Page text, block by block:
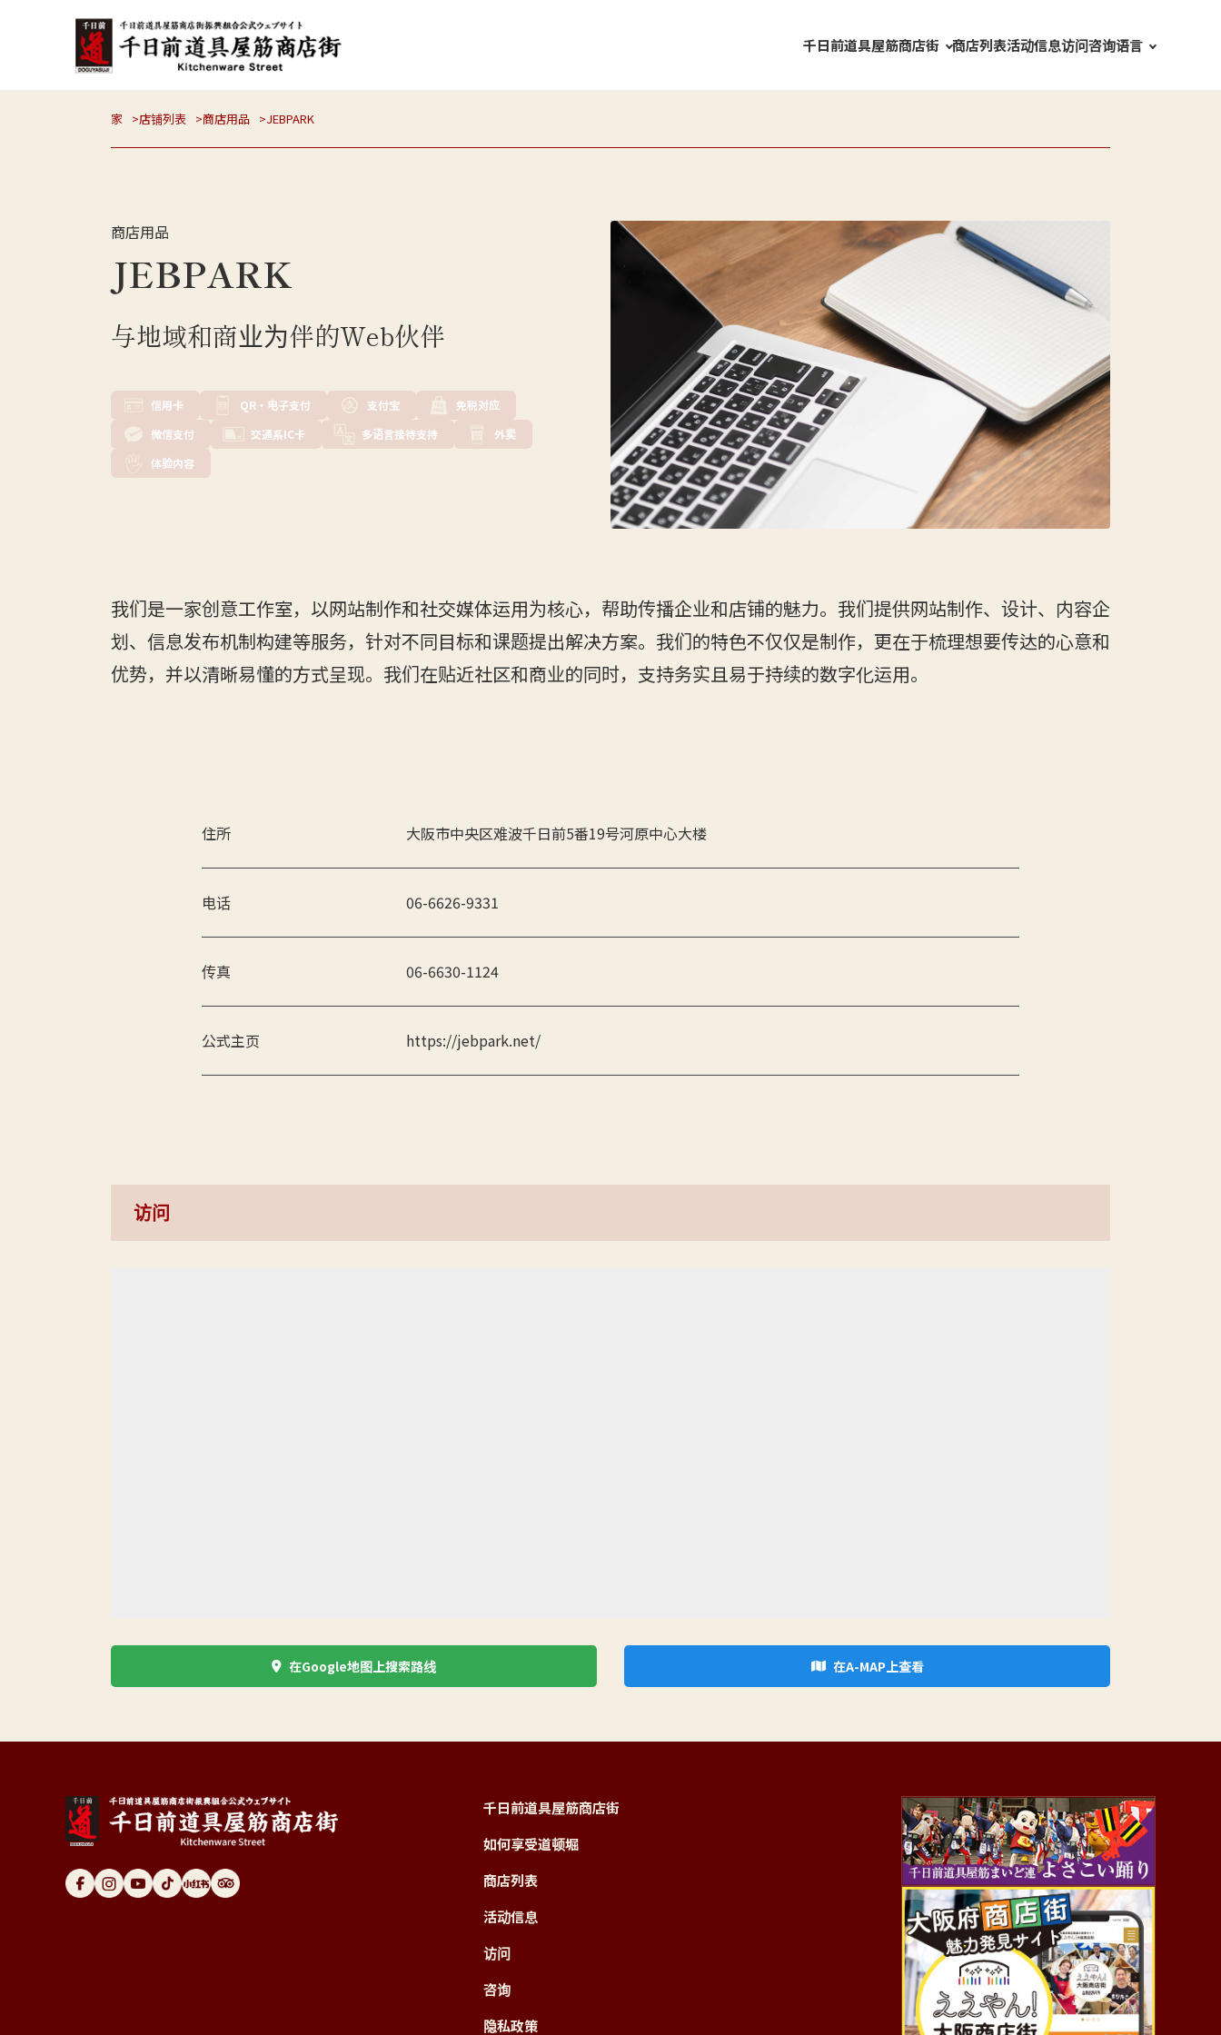
千日前道具屋筋商店街 商店列表活动信息访问咨询语言
家 店铺列表 商店用品 JEBPARK
商店用品
JEBPARK
与地域和商业为伴的Web伙伴
信用卡 QR・电子支付 支付宝
免税对应
微信支付
交通系IC卡 多语言接待支持
外卖
体验内容
我们是一家创意工作室，以网站制作和社交媒体运用为核心，帮助传播企业和店铺的魅力。我们提供网站制作、设计、内容企
划、信息发布机制构建等服务，针对不同目标和课题提出解决方案。我们的特色不仅仅是制作，更在于梳理想要传达的心意和
优势，并以清晰易懂的方式呈现。我们在贴近社区和商业的同时，支持务实且易于持续的数字化运用。
住所 大阪市中央区难波千日前5番19号河原中心大楼
电话 06-6626-9331
传真 06-6630-1124
公式主页 https://jebpark.net/
访问
在Google地图上搜索路线 在A-MAP上查看
千日前道具屋筋商店街
如何享受道顿堀
商店列表
活动信息
访问
咨询
隐私政策